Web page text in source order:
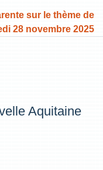
sur le thème de
28 novembre 2025
Aquitaine